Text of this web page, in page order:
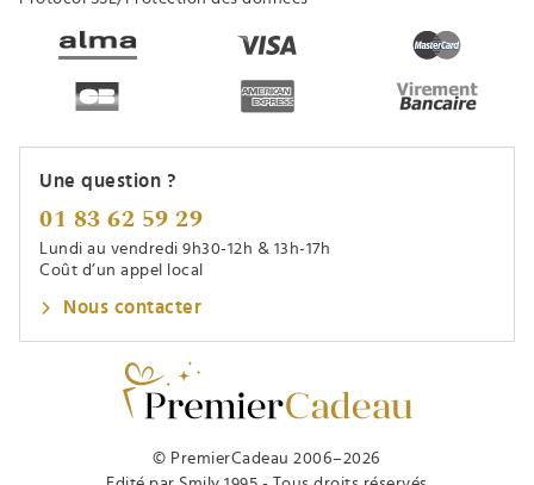
© PremierCadeau 2006–2026
Une question ?
01 83 62 59 29
Lundi au vendredi 9h30-12h & 13h-17h
Coût d’un appel local
Nous contacter